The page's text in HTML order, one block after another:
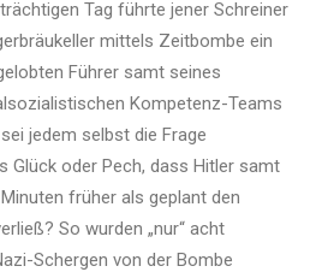
Tag führte jener Schreiner
mittels Zeitbombe ein
Führer samt seines
Kompetenz-Teams
jedem selbst die Frage
Glück oder Pech, dass Hitler samt
früher als geplant den
So wurden „nur“ acht
Schergen von der Bombe